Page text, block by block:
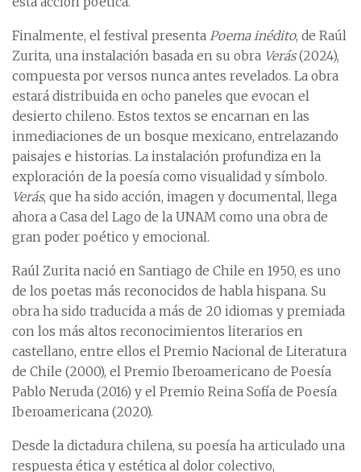
Finalmente, el festival presenta Poema inédito, de Raúl
Zurita, una instalación basada en su obra Verás(2024),
compuesta por versos nunca antes revelados. La obra
estará distribuida en ocho paneles que evocan el
desierto chileno. Estos textos se encarnan en las
inmediaciones de un bosque mexicano, entrelazando
paisajes e historias. La instalación profundiza en la
exploración de la poesía como visualidad y símbolo.
Verás, que ha sido acción, imagen y documental, llega
ahora a Casa del Lago de la UNAM como una obra de
gran poder poético y emocional.
Raúl Zurita nació en Santiago de Chile en 1950, es uno
de los poetas más reconocidos de habla hispana. Su
obra ha sido traducida a más de 20 idiomas y premiada
con los más altos reconocimientos literarios en
castellano, entre ellos el Premio Nacional de Literatura
de Chile (2000), el Premio Iberoamericano de Poesía
Pablo Neruda (2016) y el Premio Reina Sofía de Poesía
Iberoamericana (2020).
Desde la dictadura chilena, su poesía ha articulado una
respuesta ética y estética al dolor colectivo,